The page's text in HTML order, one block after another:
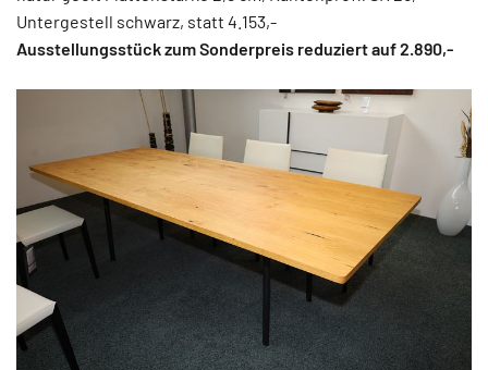
Untergestell schwarz, statt 4.153,-
Ausstellungsstück zum Sonderpreis reduziert auf 2.890,-